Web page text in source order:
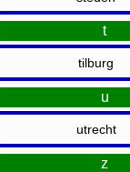
t
tilburg
u
utrecht
z